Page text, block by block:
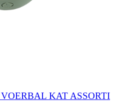
KAT ASSORTI